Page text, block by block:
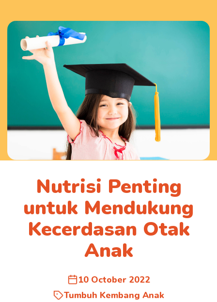
Nutrisi Penting
untuk Mendukung
Kecerdasan Otak
Anak
10 October 2022
Tumbuh Kembang Anak